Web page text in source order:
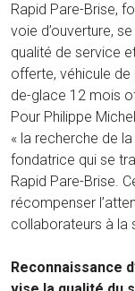
Rapid Pare-Brise,
voie d’ouverture,
qualité de service
offerte, véhicule
de-glace 12 mois
Pour Philippe
« la recherche de
fondatrice qui se
Rapid Pare-Brise.
récompenser
collaborateurs à la
Reconnaissance